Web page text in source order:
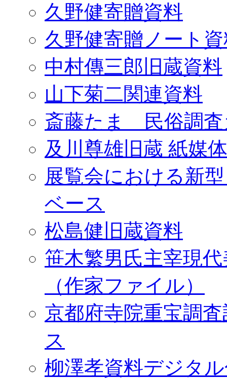
久野健寄贈資料
久野健寄贈ノート
中村傳三郎旧蔵資料
山下菊二関連資料
斎藤たま 民俗調査
及川尊雄旧蔵 紙媒
展覧会における新
ベース
松島健旧蔵資料
笹木繁男氏主宰現
（作家ファイル）
京都府寺院重宝調
ス
柳澤孝資料デジタ